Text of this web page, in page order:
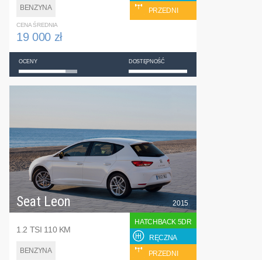
BENZYNA
PRZEDNI
CENA ŚREDNIA
19 000 zł
OCENY DOSTĘPNOŚĆ
Seat Leon
1.2 TSI 110 KM
BENZYNA
2015
HATCHBACK 5DR
RĘCZNA
PRZEDNI